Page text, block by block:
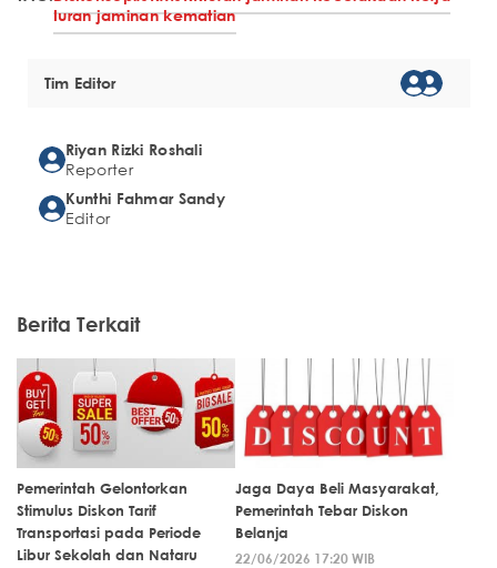
Iuran jaminan kematian
Tim Editor
Riyan Rizki Roshali
Reporter
Kunthi Fahmar Sandy
Editor
Berita Terkait
Pemerintah Gelontorkan
Stimulus Diskon Tarif
Transportasi pada Periode
Libur Sekolah dan Nataru
Jaga Daya Beli Masyarakat,
Pemerintah Tebar Diskon
Belanja
22/06/2026 17:20 WIB